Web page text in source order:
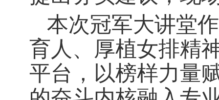
本次冠军大讲堂
育人、厚植女排精
平台，以榜样力量